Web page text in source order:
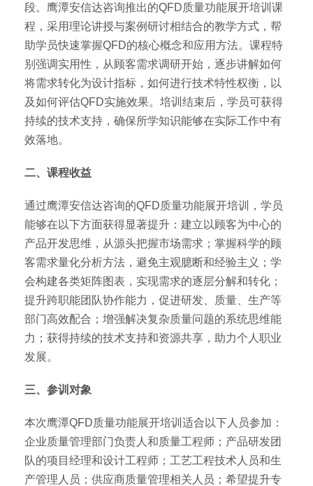
段。鹰潭安信达咨询推出的QFD质量功能展开培训课
程，采用理论讲授与案例研讨相结合的教学方式，帮
助学员快速掌握QFD的核心概念和应用方法。课程特
别强调实用性，从顾客需求调研开始，逐步讲解如何
将需求转化为设计指标，如何进行技术特性权衡，以
及如何评估QFD实施效果。培训结束后，学员可获得
持续的技术支持，确保所学知识能够在实际工作中有
效落地。
二、课程收益
通过鹰潭安信达咨询的QFD质量功能展开培训，学员
能够在以下方面获得显著提升：建立以顾客为中心的
产品开发思维，从源头把握市场需求；掌握科学的顾
客需求量化分析方法，避免主观臆断和经验主义；学
会构建各类矩阵图表，实现需求的逐层分解和转化；
提升跨职能团队协作能力，促进研发、质量、生产等
部门高效配合；增强解决复杂质量问题的系统思维能
力；获得持续的技术支持和资源共享，助力个人职业
发展。
三、参训对象
本次鹰潭QFD质量功能展开培训适合以下人员参加：
企业质量管理部门负责人和质量工程师；产品研发团
队的项目经理和设计工程师；工艺工程技术人员和生
产管理人员；供应商质量管理相关人员；希望提升专